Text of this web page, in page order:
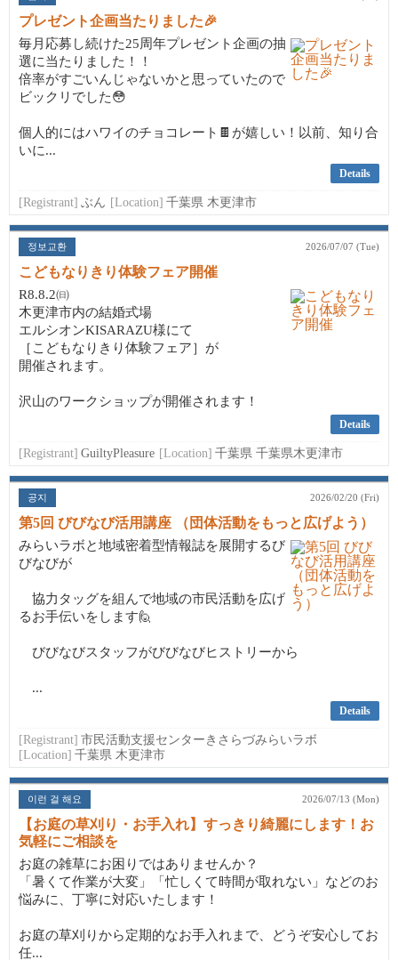
プレゼント企画当たりました🎉
毎月応募し続けた25周年プレゼント企画の抽
選に当たりました！！
倍率がすごいんじゃないかと思っていたので
ビックリでした😳
個人的にはハワイのチョコレート🍫が嬉しい！以前、知り合
いに...
Details
[Registrant] ぶん [Location] 千葉県 木更津市
정보교환 2026/07/07 (Tue)
こどもなりきり体験フェア開催
R8.8.2㈰
木更津市内の結婚式場
エルシオンKISARAZU様にて
［こどもなりきり体験フェア］が
開催されます。
沢山のワークショップが開催されます！
Details
[Registrant] GuiltyPleasure [Location] 千葉県 千葉県木更津市
공지 2026/02/20 (Fri)
第5回 びびなび活用講座 （団体活動をもっと広げよう）
みらいラボと地域密着型情報誌を展開するび
びなびが
協力タッグを組んで地域の市民活動を広げ
るお手伝いをします🙋
びびなびスタッフがびびなびヒストリーから
...
Details
[Registrant] 市民活動支援センターきさらづみらいラボ
[Location] 千葉県 木更津市
이런 걸 해요 2026/07/13 (Mon)
【お庭の草刈り・お手入れ】すっきり綺麗にします！お
気軽にご相談を
お庭の雑草にお困りではありませんか？
「暑くて作業が大変」「忙しくて時間が取れない」などのお
悩みに、丁寧に対応いたします！
お庭の草刈りから定期的なお手入れまで、どうぞ安心してお
任...